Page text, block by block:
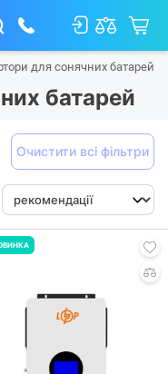
для сонячних батарей
батарей
Очистити всі фільтри